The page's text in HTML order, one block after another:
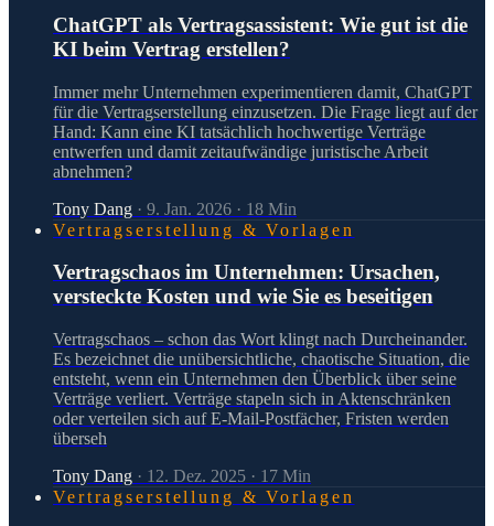
ChatGPT als Vertragsassistent: Wie gut ist die
KI beim Vertrag erstellen?
Immer mehr Unternehmen experimentieren damit, ChatGPT
für die Vertragserstellung einzusetzen. Die Frage liegt auf der
Hand: Kann eine KI tatsächlich hochwertige Verträge
entwerfen und damit zeitaufwändige juristische Arbeit
abnehmen?
Tony Dang · 9. Jan. 2026 · 18 Min
Vertragserstellung & Vorlagen
Vertragschaos im Unternehmen: Ursachen,
versteckte Kosten und wie Sie es beseitigen
Vertragschaos – schon das Wort klingt nach Durcheinander.
Es bezeichnet die unübersichtliche, chaotische Situation, die
entsteht, wenn ein Unternehmen den Überblick über seine
Verträge verliert. Verträge stapeln sich in Aktenschränken
oder verteilen sich auf E-Mail-Postfächer, Fristen werden
überseh
Tony Dang · 12. Dez. 2025 · 17 Min
Vertragserstellung & Vorlagen